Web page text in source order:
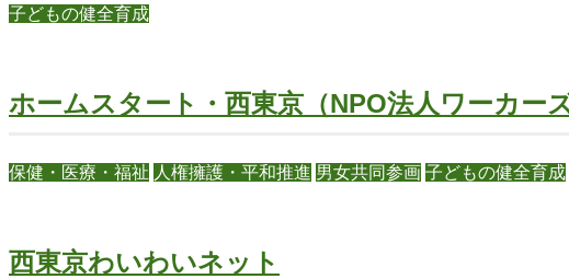
子どもの健全育成
ホームスタート・西東京（NPO法人ワーカー
保健・医療・福祉 人権擁護・平和推進 男女共同参画 子どもの健全育成
西東京わいわいネット